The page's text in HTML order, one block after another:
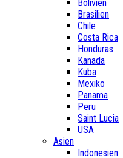
Bolivien
Brasilien
Chile
Costa Rica
Honduras
Kanada
Kuba
Mexiko
Panama
Peru
Saint Lucia
USA
Asien
Indonesien